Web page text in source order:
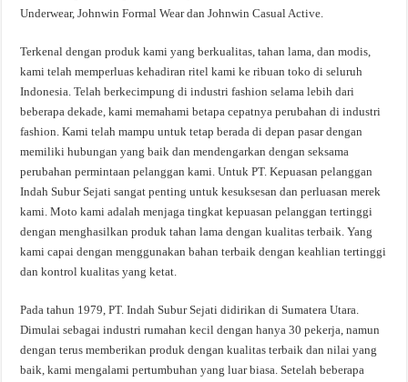
Underwear, Johnwin Formal Wear dan Johnwin Casual Active.
Terkenal dengan produk kami yang berkualitas, tahan lama, dan modis,
kami telah memperluas kehadiran ritel kami ke ribuan toko di seluruh
Indonesia. Telah berkecimpung di industri fashion selama lebih dari
beberapa dekade, kami memahami betapa cepatnya perubahan di industri
fashion. Kami telah mampu untuk tetap berada di depan pasar dengan
memiliki hubungan yang baik dan mendengarkan dengan seksama
perubahan permintaan pelanggan kami. Untuk PT. Kepuasan pelanggan
Indah Subur Sejati sangat penting untuk kesuksesan dan perluasan merek
kami. Moto kami adalah menjaga tingkat kepuasan pelanggan tertinggi
dengan menghasilkan produk tahan lama dengan kualitas terbaik. Yang
kami capai dengan menggunakan bahan terbaik dengan keahlian tertinggi
dan kontrol kualitas yang ketat.
Pada tahun 1979, PT. Indah Subur Sejati didirikan di Sumatera Utara.
Dimulai sebagai industri rumahan kecil dengan hanya 30 pekerja, namun
dengan terus memberikan produk dengan kualitas terbaik dan nilai yang
baik, kami mengalami pertumbuhan yang luar biasa. Setelah beberapa